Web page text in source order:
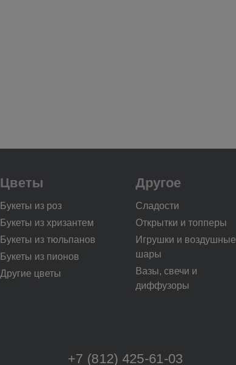
Цветы
Букеты из роз
Букеты из хризантем
Букеты из тюльпанов
Букеты из пионов
Другие цветы
Другое
Сладости
Открытки и топперы
Игрушки и воздушные
шары
Вазы, свечи и
диффузоры
+7 (812) 425-61-03